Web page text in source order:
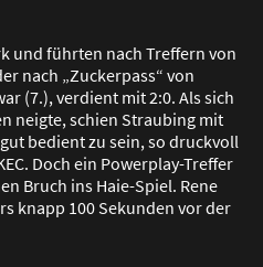
und führten nach Treffern von
nach „Zuckerpass“ von
(7.), verdient mit 2:0. Als sich
neigte, schien Straubing mit
bedient zu sein, so druckvoll
Doch ein Powerplay-Treffer
Bruch ins Haie-Spiel. Rene
knapp 100 Sekunden vor der